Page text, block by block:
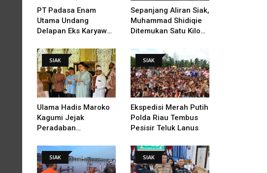
PT Padasa Enam
Utama Undang
Delapan Eks Karyawan
Tindak Lanjut Putusan
PHI
Sepanjang Aliran Siak,
Muhammad Shidiqie
Ditemukan Satu Kilo
Tenggelam
SIAK
Ulama Hadis Maroko
Kagumi Jejak
Peradaban
Ziarahi Makam Sultan
Hingga Pendiri
Pekanbaru
SIAK
Ekspedisi Merah Putih
Polda Riau Tembus
Pesisir Teluk Lanus
SIAK SIAK